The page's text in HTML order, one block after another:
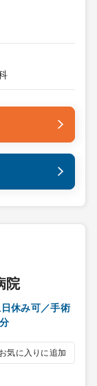
院
休み可／手術
お気に入りに追加